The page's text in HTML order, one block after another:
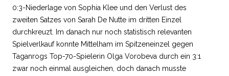
0:3-Niederlage von Sophia Klee und den Verlust des
zweiten Satzes von Sarah De Nutte im dritten Einzel
durchkreuzt. Im danach nur noch statistisch relevanten
Spielverlkauf konnte Mittelham im Spitzeneinzel gegen
Taganrogs Top-70-Spielerin Olga Vorobeva durch ein 3:1
zwar noch einmal ausgleichen, doch danach musste